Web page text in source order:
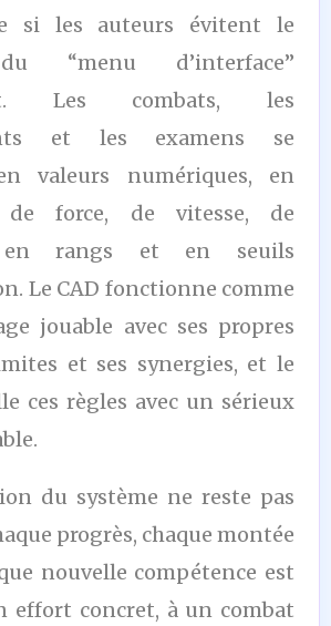
si les auteurs évitent le
“menu d’interface”
Les combats, les
et les examens se
valeurs numériques, en
de force, de vitesse, de
en rangs et en seuils
Le CAD fonctionne comme
jouable avec ses propres
et ses synergies, et le
ces règles avec un sérieux
du système ne reste pas
progrès, chaque montée
nouvelle compétence est
effort concret, à un combat